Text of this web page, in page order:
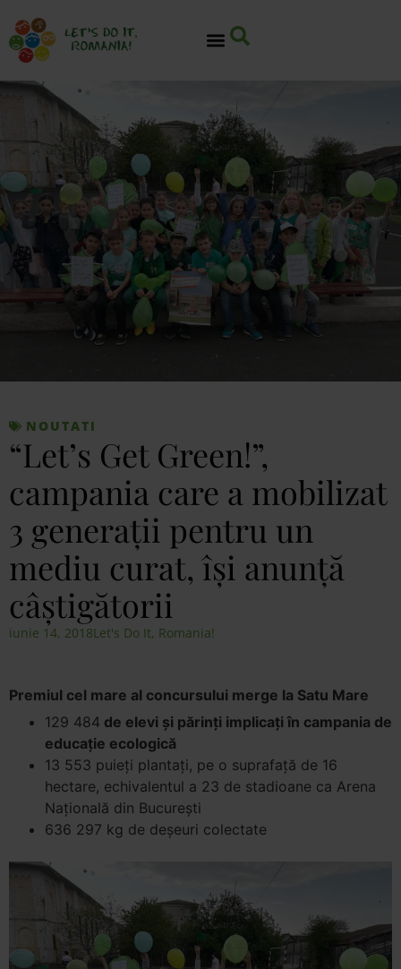
NOUTATI
“Let’s Get Green!”,
campania care a mobilizat
3 generații pentru un
mediu curat, își anunță
câștigătorii
iunie 14, 2018Let's Do It, Romania!
Premiul cel mare al concursului merge la Satu Mare
129 484 de elevi și părinți implicați în campania de
educație ecologică
13 553 puieți plantați, pe o suprafață de 16
hectare, echivalentul a 23 de stadioane ca Arena
Națională din București
636 297 kg de deșeuri colectate